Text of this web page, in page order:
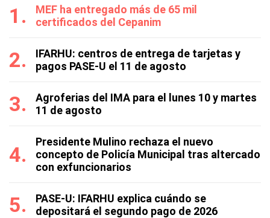
MEF ha entregado más de 65 mil
certificados del Cepanim
IFARHU: centros de entrega de tarjetas y
pagos PASE-U el 11 de agosto
Agroferias del IMA para el lunes 10 y martes
11 de agosto
Presidente Mulino rechaza el nuevo
concepto de Policía Municipal tras altercado
con exfuncionarios
PASE-U: IFARHU explica cuándo se
depositará el segundo pago de 2026